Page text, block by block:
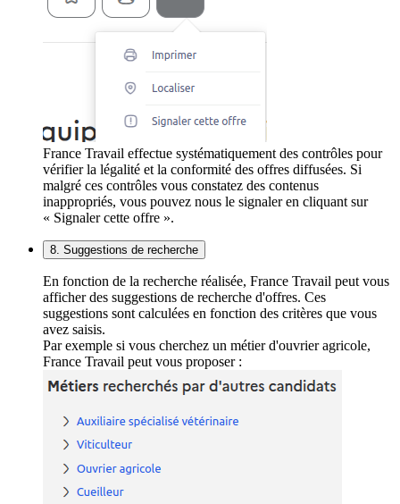
France Travail effectue systématiquement des contrôles pour
vérifier la légalité et la conformité des offres diffusées. Si
malgré ces contrôles vous constatez des contenus
inappropriés, vous pouvez nous le signaler en cliquant sur
« Signaler cette offre ».
8. Suggestions de recherche
En fonction de la recherche réalisée, France Travail peut vous
afficher des suggestions de recherche d'offres. Ces
suggestions sont calculées en fonction des critères que vous
avez saisis.
Par exemple si vous cherchez un métier d'ouvrier agricole,
France Travail peut vous proposer :